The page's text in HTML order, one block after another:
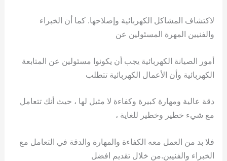
لاكتشاف المشاكل الكهربائية وإصلاحها. كما أن الخبراء
والفنيين المهرة المسئولين عن
أمور الصيانة الكهربائية يجب أن يكونوا مسئولين عن المتابعة
الكهربائية وأن الأعمال الكهربائية تتطلب
دقة عالية ومهارة كبيرة وكفاءة لا مثيل لها ، حيث أنك تتعامل
مع شيء خطير وخطير للغاية ،
فلا بد من العمل معه الكفاءة والمهارة والدقة في التعامل مع
الخبراء والفنيين.من خلال تقديم افضل